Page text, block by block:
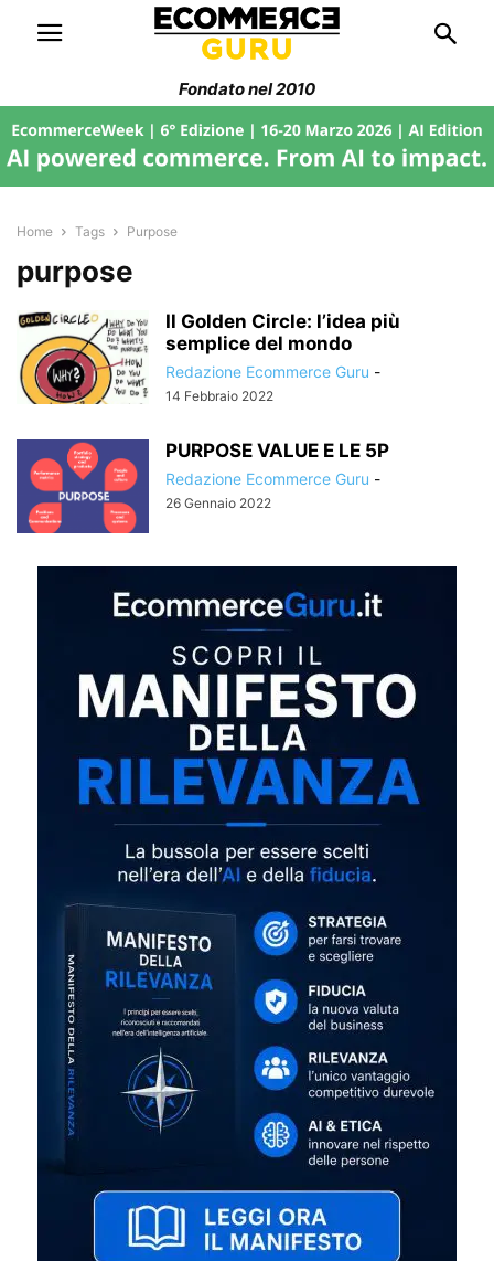
Fondato nel 2010
Home Tags Purpose
purpose
Il Golden Circle: l’idea più
semplice del mondo
Redazione Ecommerce Guru -
14 Febbraio 2022
PURPOSE VALUE E LE 5P
Redazione Ecommerce Guru -
26 Gennaio 2022